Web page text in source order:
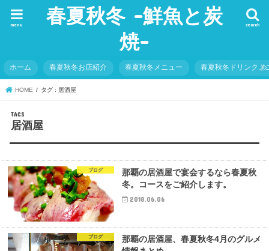
春夏秋冬 -鮮魚と炭
焼-
search
menu
ホーム 春夏秋冬お店紹介 春夏秋冬メニュー 春夏秋冬ドリンクメ
HOME タグ : 居酒屋
居酒屋
ブログ
那覇の居酒屋で宴会するなら春夏秋
冬。コースをご紹介します。
2018.06.06
ブログ
那覇の居酒屋、春夏秋冬4月のグルメ